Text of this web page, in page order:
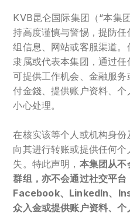
KVB昆仑国际集团（“本集
持高度谨慎与警惕，提防
组信息、网站或客服渠道
隶属或代表本集团，通过
可提供工作机会、金融服
付金錢、提供账户资料、
小心处理。
在核实该等个人或机构身
向其进行转账或提供任何
失。特此声明， 本集团从
群组，亦不会通过社交平台
Facebook、LinkedIn、
众入金或提供账户资料、个